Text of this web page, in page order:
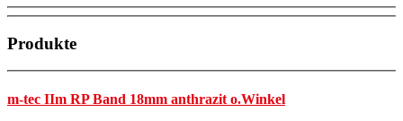
Produkte
m-tec IIm RP Band 18mm anthrazit o.Winkel